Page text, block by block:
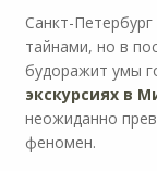
Санкт-
тайнами, но в
будоражит умы
экскурсиях в
неожиданно
феномен.